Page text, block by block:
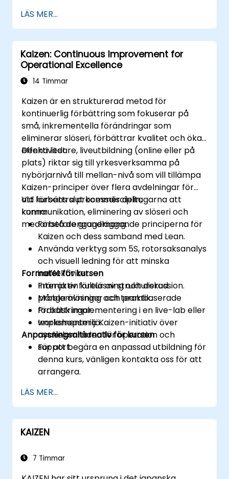
LÄS MER...
Kaizen: Continuous Improvement for
Operational Excellence
14 Timmar
Kaizen är en strukturerad metod för
kontinuerlig förbättring som fokuserar på
små, inkrementella förändringar som
eliminerar slöseri, förbättrar kvalitet och ökar
effektivitet.
Denna ledare, liveutbildning (online eller på
plats) riktar sig till yrkesverksamma på
nybörjarnivå till mellan-nivå som vill tillämpa
Kaizen-principer över flera avdelningar för
att förbättra processdisciplin,
kommunikation, eliminering av slöseri och
medarbetarengagemang.
Vid kursens slut kommer deltagarna att
kunna:
Förstå de grundläggande principerna för
Kaizen och dess samband med Lean.
Använda verktyg som 5S, rotorsaksanalys
och visuell ledning för att minska
ineffektivitet.
Främja en kultur av strukturerad
problemlösning och teambaserade
förbättringar.
Implementera Kaizen-initiativ över
nyckelområden för operation och
support.
Formatet för kursen
Interaktiv föreläsning och diskussion.
Många övningar och praktik.
Praktisk implementering i en live-lab eller
workshopsmiljö.
Anpassningsalternativ för kursen
För att begära en anpassad utbildning för
denna kurs, vänligen kontakta oss för att
arrangera.
LÄS MER...
KAIZEN
7 Timmar